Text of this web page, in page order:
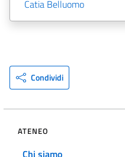
Catia Belluomo
Condividi
ATENEO
Chi siamo